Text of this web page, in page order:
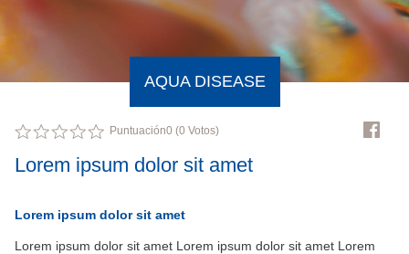
AQUA DISEASE
Puntuación0 (0 Votos)
Lorem ipsum dolor sit amet
Lorem ipsum dolor sit amet
Lorem ipsum dolor sit amet Lorem ipsum dolor sit amet Lorem